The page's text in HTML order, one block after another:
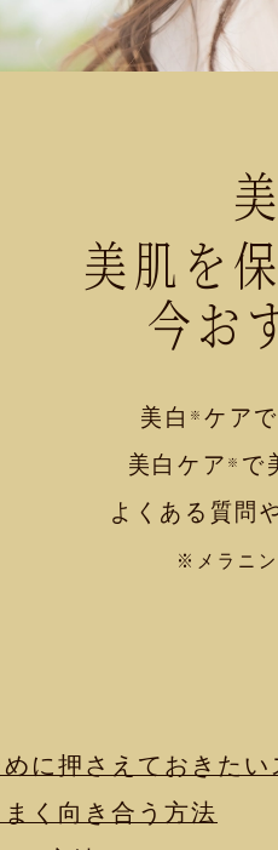
美肌を
今お
美白 ※ ケア
美白ケア ※ で
よくある質問
※メラニン
に押さえておきた
く向き合う方法